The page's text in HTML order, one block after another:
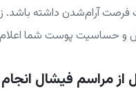
فرصت آرام‌شدن داشته باشد.
و حساسیت پوست شما
از مراسم فیشال